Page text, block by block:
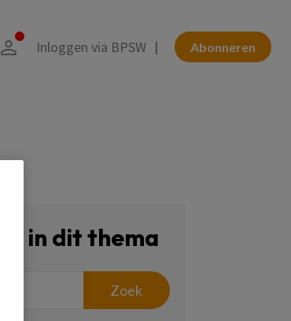
Abonneren
Inloggen via BPSW
in dit thema
Zoek